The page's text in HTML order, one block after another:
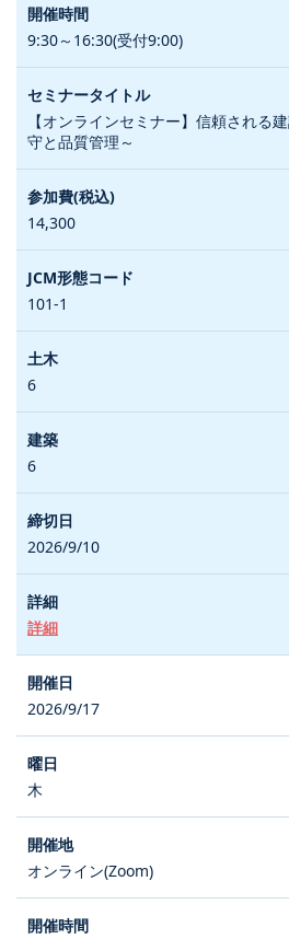
9:30～16:30(受付9:00)
【オンラインセミナー】信頼される
守と品質管理～
14,300
101-1
6
6
2026/9/10
詳細
2026/9/17
木
オンライン(Zoom)